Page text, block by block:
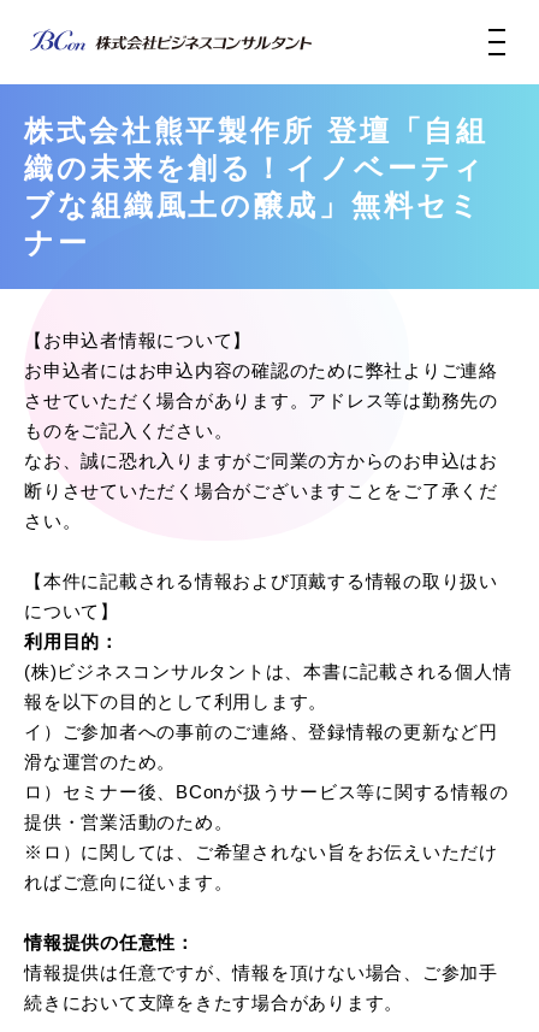
株式会社熊平製作所 登壇「自組
織の未来を創る！イノベーティ
ブな組織風土の醸成」無料セミ
ナー
【お申込者情報について】
お申込者にはお申込内容の確認のために弊社よりご連絡
させていただく場合があります。アドレス等は勤務先の
ものをご記入ください。
なお、誠に恐れ入りますがご同業の方からのお申込はお
断りさせていただく場合がございますことをご了承くだ
さい。
【本件に記載される情報および頂戴する情報の取り扱い
について】
利用目的：
(株)ビジネスコンサルタントは、本書に記載される個人情
報を以下の目的として利用します。
イ）ご参加者への事前のご連絡、登録情報の更新など円
滑な運営のため。
ロ）セミナー後、BConが扱うサービス等に関する情報の
提供・営業活動のため。
※ロ）に関しては、ご希望されない旨をお伝えいただけ
ればご意向に従います。
情報提供の任意性：
情報提供は任意ですが、情報を頂けない場合、ご参加手
続きにおいて支障をきたす場合があります。